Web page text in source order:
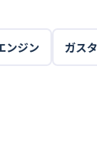
ンジン ガス